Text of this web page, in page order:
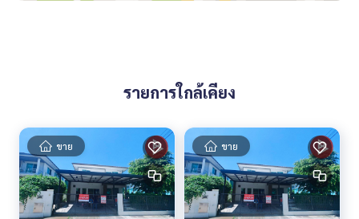
0.85668267
**เรามีบริการจัดสินเชื่อให้ฟรี พร้อมยินดีให้คำปรึกษา มีให้เลือกทุ
กธนาคาร**
**พร้อมอัตราดอกเบี้ยพิเศษ และ วงเงินสูงสุด 90-100% ของราคา
ประเมิน**
รายการใกล้เคียง
ขาย ขาย